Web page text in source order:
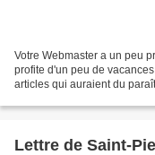
Votre Webmaster a un peu
profite d'un peu de
articles qui auraient du
Lettre de Saint-